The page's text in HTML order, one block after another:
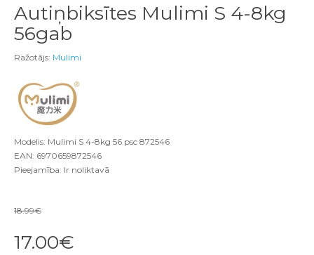
Autiņbiksītes Mulimi S 4-8kg
56gab
Ražotājs: Mulimi
Modelis: Mulimi S 4-8kg 56 psc 872546
EAN: 6970659872546
Pieejamība: Ir noliktavā
18.99€
17.00€